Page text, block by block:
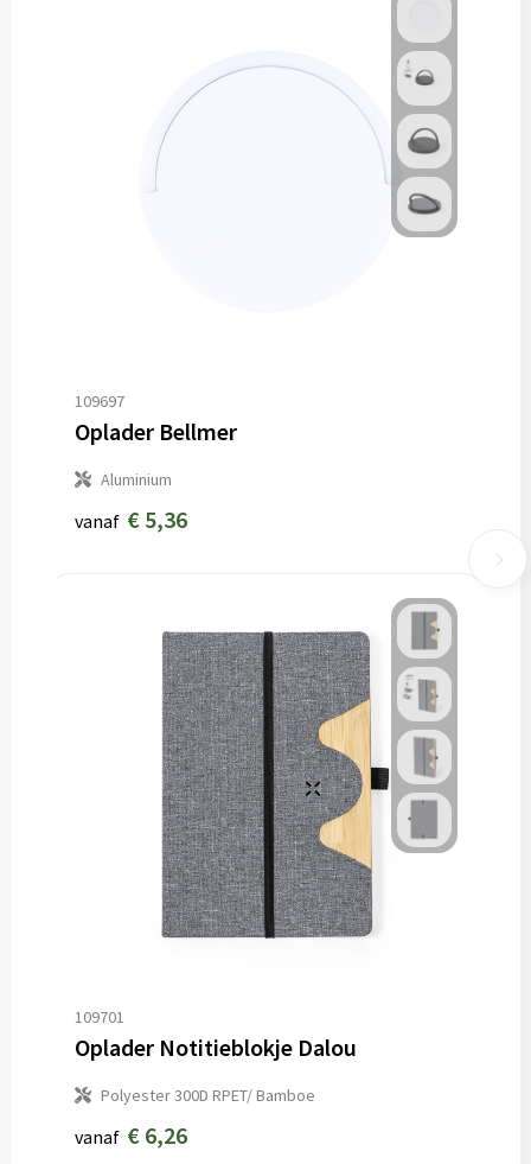
109697
Oplader Bellmer
Aluminium
vanaf € 5,36
109701
Oplader Notitieblokje Dalou
Polyester 300D RPET/ Bamboe
vanaf € 6,26